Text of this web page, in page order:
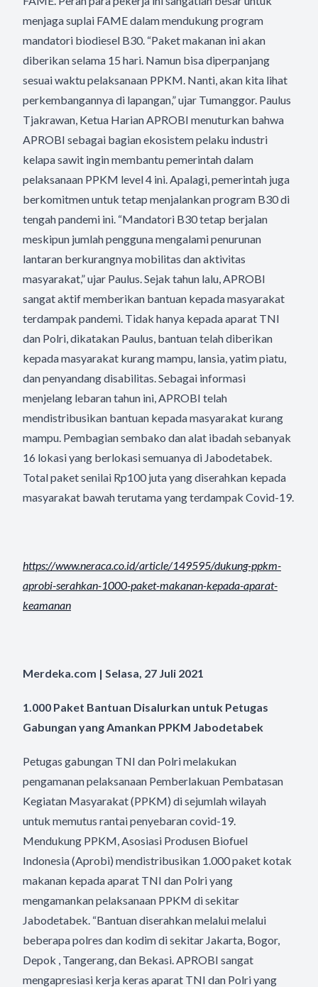
menjaga suplai FAME dalam mendukung program
mandatori biodiesel B30. “Paket makanan ini akan
diberikan selama 15 hari. Namun bisa diperpanjang
sesuai waktu pelaksanaan PPKM. Nanti, akan kita lihat
perkembangannya di lapangan,” ujar Tumanggor. Paulus
Tjakrawan, Ketua Harian APROBI menuturkan bahwa
APROBI sebagai bagian ekosistem pelaku industri
kelapa sawit ingin membantu pemerintah dalam
pelaksanaan PPKM level 4 ini. Apalagi, pemerintah juga
berkomitmen untuk tetap menjalankan program B30 di
tengah pandemi ini. “Mandatori B30 tetap berjalan
meskipun jumlah pengguna mengalami penurunan
lantaran berkurangnya mobilitas dan aktivitas
masyarakat,” ujar Paulus. Sejak tahun lalu, APROBI
sangat aktif memberikan bantuan kepada masyarakat
terdampak pandemi. Tidak hanya kepada aparat TNI
dan Polri, dikatakan Paulus, bantuan telah diberikan
kepada masyarakat kurang mampu, lansia, yatim piatu,
dan penyandang disabilitas. Sebagai informasi
menjelang lebaran tahun ini, APROBI telah
mendistribusikan bantuan kepada masyarakat kurang
mampu. Pembagian sembako dan alat ibadah sebanyak
16 lokasi yang berlokasi semuanya di Jabodetabek.
Total paket senilai Rp100 juta yang diserahkan kepada
masyarakat bawah terutama yang terdampak Covid-19.
https://www.neraca.co.id/article/149595/dukung-ppkm-
aprobi-serahkan-1000-paket-makanan-kepada-aparat-
keamanan
Merdeka.com | Selasa, 27 Juli 2021
1.000 Paket Bantuan Disalurkan untuk Petugas
Gabungan yang Amankan PPKM Jabodetabek
Petugas gabungan TNI dan Polri melakukan
pengamanan pelaksanaan Pemberlakuan Pembatasan
Kegiatan Masyarakat (PPKM) di sejumlah wilayah
untuk memutus rantai penyebaran covid-19.
Mendukung PPKM, Asosiasi Produsen Biofuel
Indonesia (Aprobi) mendistribusikan 1.000 paket kotak
makanan kepada aparat TNI dan Polri yang
mengamankan pelaksanaan PPKM di sekitar
Jabodetabek. “Bantuan diserahkan melalui melalui
beberapa polres dan kodim di sekitar Jakarta, Bogor,
Depok , Tangerang, dan Bekasi. APROBI sangat
mengapresiasi kerja keras aparat TNI dan Polri yang